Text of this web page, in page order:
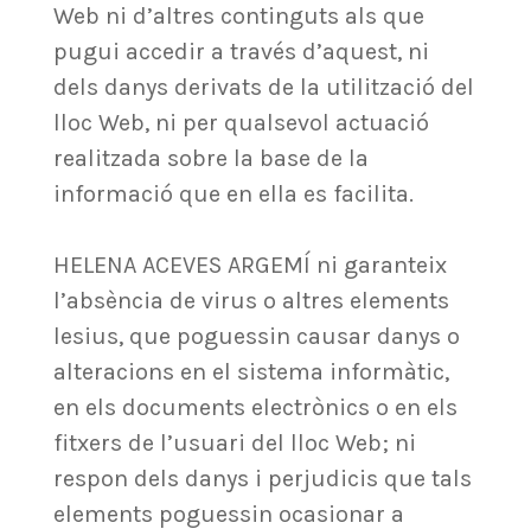
Web ni d’altres continguts als que
pugui accedir a través d’aquest, ni
dels danys derivats de la utilització del
lloc Web, ni per qualsevol actuació
realitzada sobre la base de la
informació que en ella es facilita.
HELENA ACEVES ARGEMÍ ni garanteix
l’absència de virus o altres elements
lesius, que poguessin causar danys o
alteracions en el sistema informàtic,
en els documents electrònics o en els
fitxers de l’usuari del lloc Web; ni
respon dels danys i perjudicis que tals
elements poguessin ocasionar a